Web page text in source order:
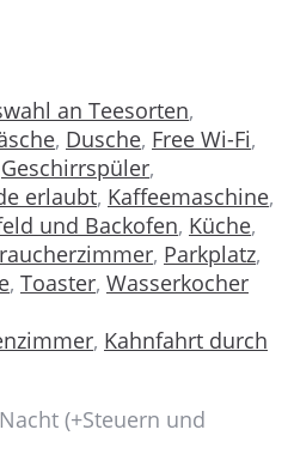
an Teesorten,
, Dusche, Free Wi-Fi,
Geschirrspüler,
erlaubt, Kaffeemaschine,
und Backofen, Küche,
, Parkplatz,
, Toaster, Wasserkocher
, Kahnfahrt durch
(+Steuern und